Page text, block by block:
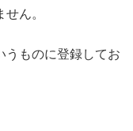
ん。
うものに登録してお